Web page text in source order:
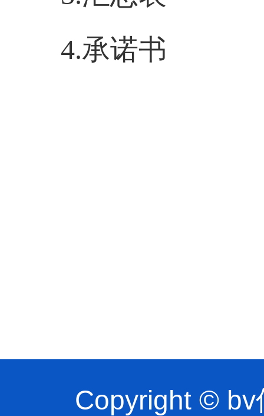
4.承诺书
Copyright ©️ bv